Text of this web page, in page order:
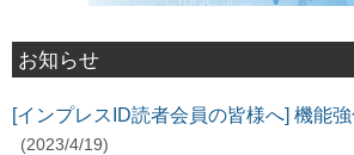
お知らせ
[インプレスID読者会員の皆様へ] 機能
(2023/4/19)